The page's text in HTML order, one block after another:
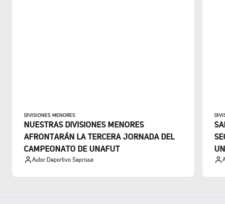
DIVISIONES MENORES
NUESTRAS DIVISIONES MENORES
AFRONTARÁN LA TERCERA JORNADA DEL
CAMPEONATO DE UNAFUT
Autor:Deportivo Saprissa